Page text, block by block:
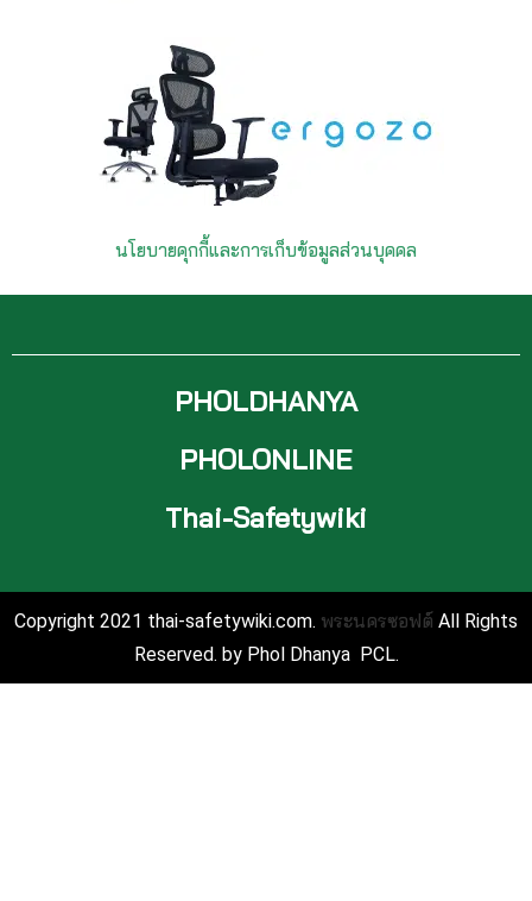
นโยบายคุกกี้และการเก็บข้อมูลส่วนบุคคล
PHOLDHANYA
PHOLONLINE
Thai-Safetywiki
Copyright 2021 thai-safetywiki.com. พระนครซอฟต์ All Rights
Reserved. by Phol Dhanya PCL.